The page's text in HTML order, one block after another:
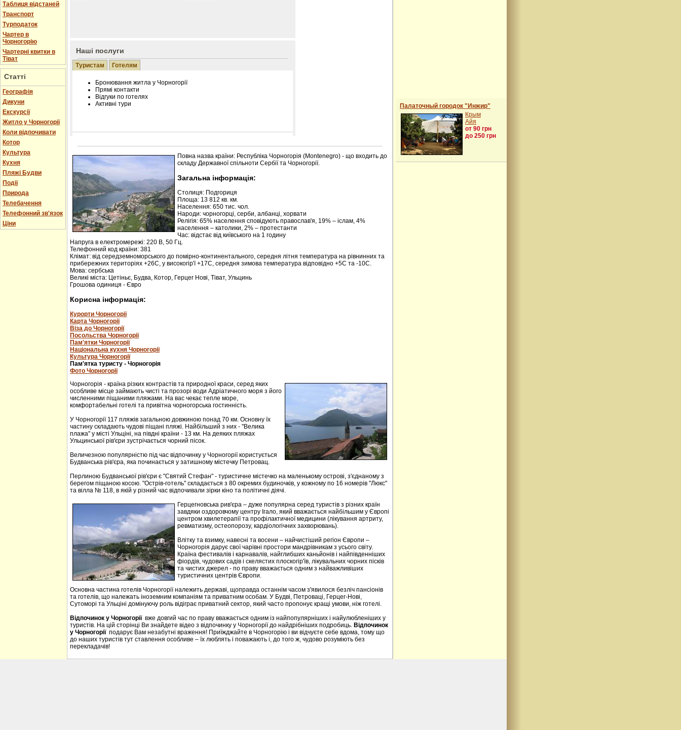
Таблиця відстаней
Транспорт
Турподаток
Чартер в
Чорногорію
Чартерні квитки в
Тіват
Статті
Географія
Дикуни
Екскурсії
Житло у Чорногорії
Коли відпочивати
Котор
Культура
Кухня
Пляжі Будви
Події
Природа
Телебачення
Телефонний зв'язок
Ціни
Наші послуги
Туристам Готелям
Бронювання житла у Чорногорії
Прямі контакти
Відгуки по готелях
Активні тури
Розміщення інформації про готель на нашому сайті
Редагування інформації і цін на вимогу
Лічільник відвідувачів
Повна назва країни: Республіка Чорногорія (Montenegro) - що входить до
складу Державної спільноти Сербії та Чорногорії.
Загальна інформація:
Столиця: Подгориця
Площа: 13 812 кв. км.
Населення: 650 тис. чол.
Народи: чорногорці, серби, албанці, хорвати
Релігія: 65% населення сповідують православ'я, 19% – іслам, 4%
населення – католики, 2% – протестанти
Час: відстає від київського на 1 годину
Напруга в електромережі: 220 В, 50 Гц.
Телефонний код країни: 381
Клімат: від середземноморського до помірно-континентального, середня літня температура на рівнинних та
прибережних територіях +26С, у високогір'ї +17С, середня зимова температура відповідно +5С та -10С.
Мова: сербська
Великі міста: Цетіньє, Будва, Котор, Герцег Нові, Тіват, Ульцинь
Грошова одиниця - Євро
Корисна інформація:
Курорти Чорногорії
Карта Чорногорії
Віза до Чорногорії
Посольства Чорногорії
Пам'ятки Чорногорії
Національна кухня Чорногорії
Культура Чорногорії
Пам'ятка туристу - Чорногорія
Фото Чорногорії
Чорногорія - країна різких контрастів та природної краси, серед яких
особливе місце займають чисті та прозорі води Адріатичного моря з його
численними піщаними пляжами. На вас чекає тепле море,
комфортабельні готелі та привітна чорногорська гостинність.
У Чорногорії 117 пляжів загальною довжиною понад 70 км. Основну їх
частину складають чудові піщані пляжі. Найбільший з них - "Велика
плажа" у місті Ульціні, на півдні країни - 13 км. На деяких пляжах
Ульцинської рів'єри зустрічається чорний пісок.
Величезною популярністю під час відпочинку у Чорногорії користується
Будванська рів'єра, яка починається у затишному містечку Петровац.
Перлиною Будванської рів'єри є "Святий Стефан" - туристичне містечко на маленькому острові, з'єднаному з
берегом піщаною косою. "Острів-готель" складається з 80 окремих будиночків, у кожному по 16 номерів "Люкс"
та вілла № 118, в якій у різний час відпочивали зірки кіно та політичні діячі.
Герцегновська рив'єра – дуже популярна серед туристів з різних країн
завдяки оздоровчому центру Ігало, який вважається найбільшим у Європі
центром хвилетерапії та профілактичної медицини (лікування артриту,
ревматизму, остеопорозу, кардіологічних захворювань).
Влітку та взимку, навесні та восени – найчистіший регіон Європи –
Чорногорія дарує свої чарівні простори мандрівникам з усього світу.
Країна фестивалів і карнавалів, найглибших каньйонів і найпівденніших
фіордів, чудових садів і скелястих плоскогір'їв, лікувальних чорних пісків
та чистих джерел - по праву вважається одним з найважливіших
туристичних центрів Європи.
Основна частина готелів Чорногорії належить державі, щоправда останнім часом з'явилося безліч пансіонів
та готелів, що належать іноземним компаніям та приватним особам. У Будві, Петроваці, Герцег-Нові,
Сутоморі та Ульціні домінуючу роль відіграє приватний сектор, який часто пропонує кращі умови, ніж готелі.
Відпочинок у Чорногорії вже довгий час по праву вважається одним із найпопулярніших і найулюбленіших у
туристів. На цій сторінці Ви знайдете відео з відпочинку у Чорногорії до найдрібніших подробиць. Відпочинок
у Чорногоріїподарує Вам незабутні враження! Приїжджайте в Чорногорію і ви відчуєте себе вдома, тому що
до наших туристів тут ставлення особливе – їх люблять і поважають і, до того ж, чудово розуміють без
перекладачів!
Палаточный городок "Инжир"
Крым
Айя
от 90 грн
до 250 грн